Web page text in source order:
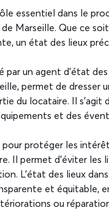
essentiel dans le
de Marseille. Que ce
un état des lieux
par un agent d’état
permet de dresser
du locataire. Il
et des
protéger les
Il permet d’éviter les
L’état des lieux
et équitable,
ou